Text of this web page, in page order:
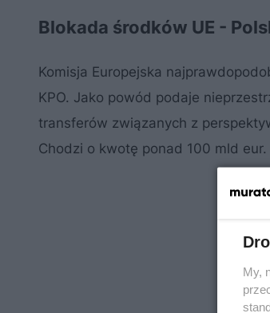
Blokada środków UE -
Komisja Europejska
KPO. Jako powód podaje
transferów związanych z
Chodzi o kwotę ponad 100 mld eur.
My,